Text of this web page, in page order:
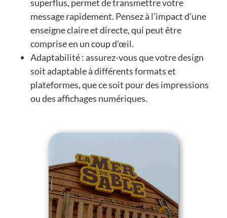
superflus, permet de transmettre votre
message rapidement. Pensez à l’impact d’une
enseigne claire et directe, qui peut être
comprise en un coup d’œil.
Adaptabilité : assurez-vous que votre design
soit adaptable à différents formats et
plateformes, que ce soit pour des impressions
ou des affichages numériques.